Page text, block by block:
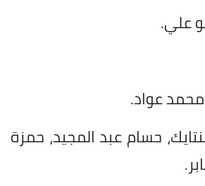
علي.
محمد عواد.
حسام عبد المجيد، حمزة